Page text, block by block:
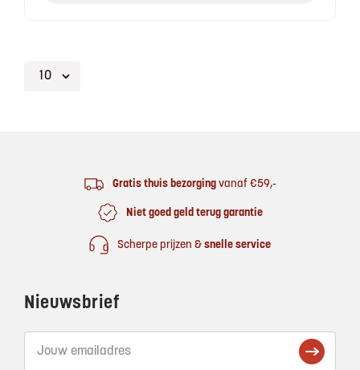
Gratis thuis bezorgingvanaf €59,-
Niet goed geld terug garantie
Scherpe prijzen & snelle service
Nieuwsbrief